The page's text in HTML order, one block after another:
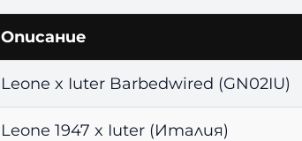
Описание
Leone x Iuter Barbedwired (GN02IU)
Leone 1947 x Iuter (Италия)